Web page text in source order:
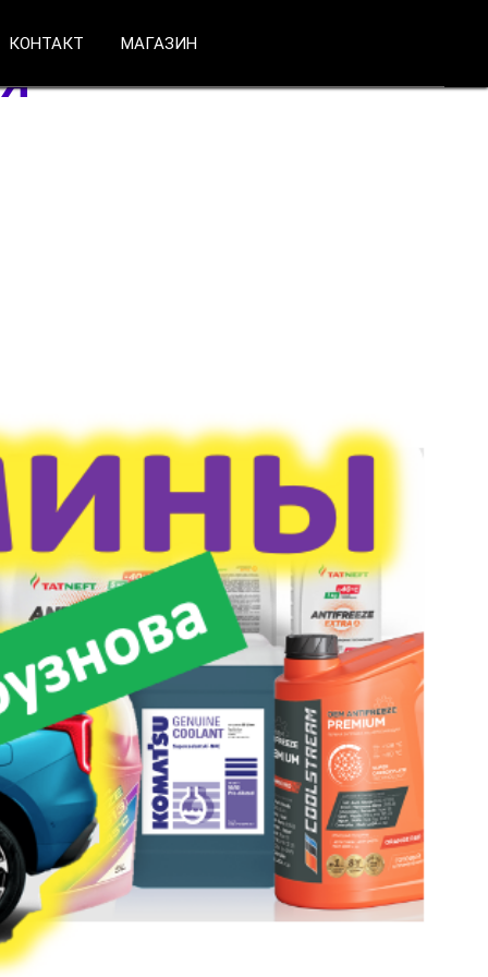
КОНТАКТ МАГАЗИН